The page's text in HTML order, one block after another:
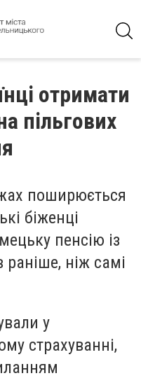
отримати
пільгових
поширюється
біженці
пенсію із
раніше, ніж самі
у
страхуванні,